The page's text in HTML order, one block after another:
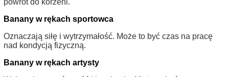
powrót do korzeni.
Banany w rękach sportowca
Oznaczają siłę i wytrzymałość. Może to być czas na pracę
nad kondycją fizyczną.
Banany w rękach artysty